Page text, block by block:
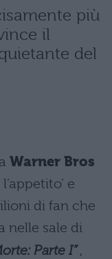
più
il
del
Warner Bros
e
di fan che
nelle sale di
Parte I”,